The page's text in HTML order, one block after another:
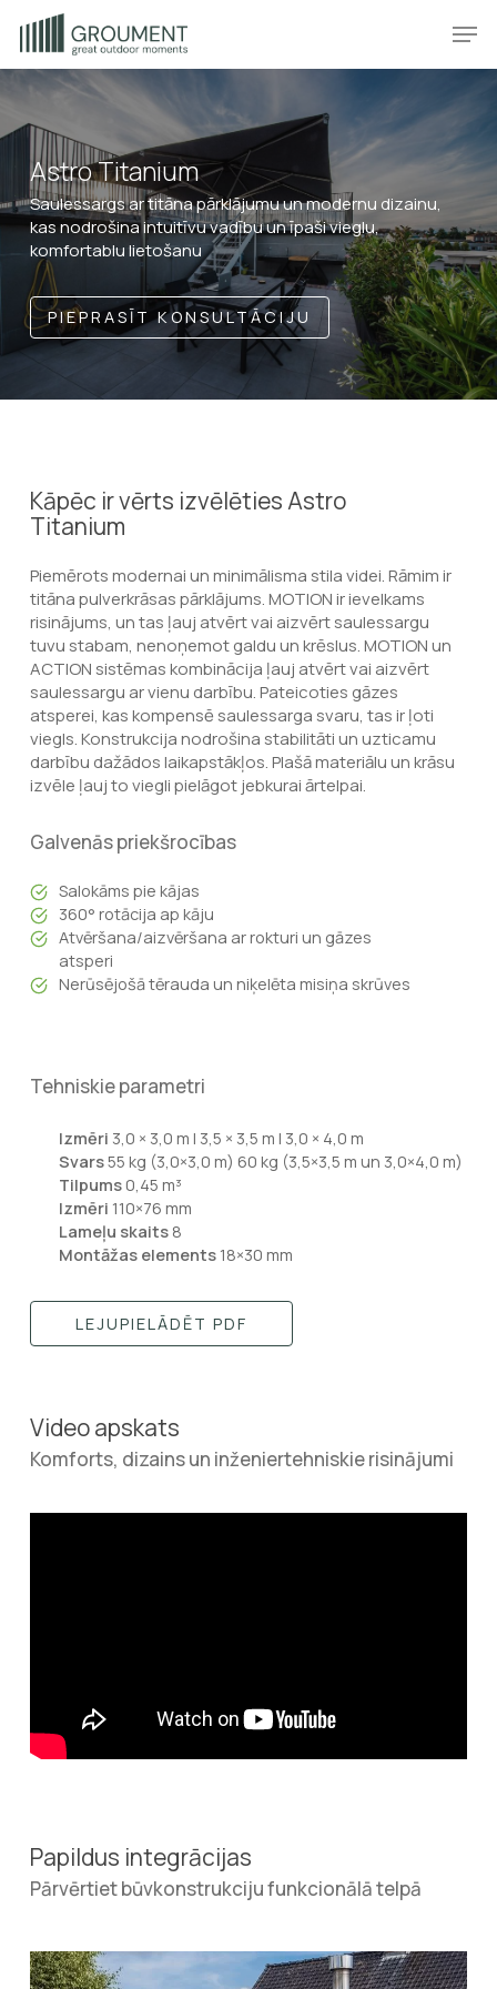
main
content
Astro Titanium
Saulessargs ar titāna pārklājumu un modernu dizainu,
kas nodrošina intuitīvu vadību un īpaši vieglu,
komfortablu lietošanu
PIEPRASĪT KONSULTĀCIJU
Kāpēc ir vērts izvēlēties Astro
Titanium
Piemērots modernai un minimālisma stila videi. Rāmim ir
titāna pulverkrāsas pārklājums. MOTION ir ievelkams
risinājums, un tas ļauj atvērt vai aizvērt saulessargu
tuvu stabam, nenoņemot galdu un krēslus. MOTION un
ACTION sistēmas kombinācija ļauj atvērt vai aizvērt
saulessargu ar vienu darbību. Pateicoties gāzes
atsperei, kas kompensē saulessarga svaru, tas ir ļoti
viegls. Konstrukcija nodrošina stabilitāti un uzticamu
darbību dažādos laikapstākļos. Plašā materiālu un krāsu
izvēle ļauj to viegli pielāgot jebkurai ārtelpai.
Galvenās priekšrocības
Salokāms pie kājas
360° rotācija ap kāju
Atvēršana/aizvēršana ar rokturi un gāzes
atsperi
Nerūsējošā tērauda un niķelēta misiņa skrūves
Tehniskie parametri
Izmēri 3,0 × 3,0 m | 3,5 × 3,5 m | 3,0 × 4,0 m
Svars55 kg (3,0×3,0 m) 60 kg (3,5×3,5 m un 3,0×4,0 m)
Tilpums0,45 m³
Izmēri 110×76 mm
Lameļu skaits8
Montāžas elements18×30 mm
LEJUPIELĀDĒT PDF
Video apskats
Komforts, dizains un inženiertehniskie risinājumi
Papildus integrācijas
Pārvērtiet būvkonstrukciju funkcionālā telpā